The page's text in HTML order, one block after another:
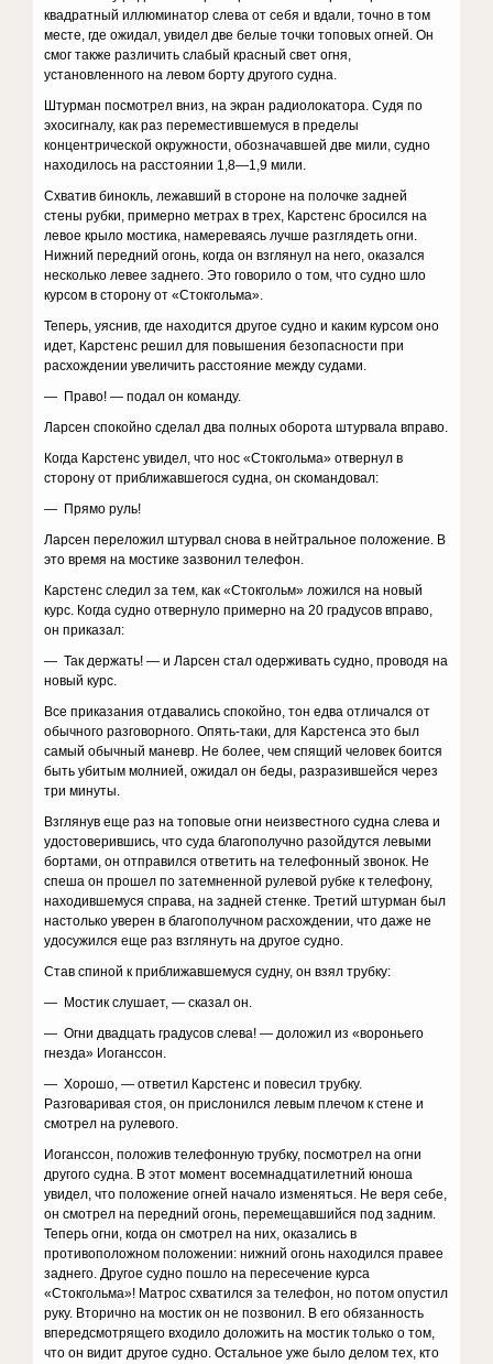
квадратный иллюминатор слева от себя и вдали, точно в том
месте, где ожидал, увидел две белые точки топовых огней. Он
смог также различить слабый красный свет огня,
установленного на левом борту другого судна.
Штурман посмотрел вниз, на экран радиолокатора. Судя по
эхосигналу, как раз переместившемуся в пределы
концентрической окружности, обозначавшей две мили, судно
находилось на расстоянии 1,8—1,9 мили.
Схватив бинокль, лежавший в стороне на полочке задней
стены рубки, примерно метрах в трех, Карстенс бросился на
левое крыло мостика, намереваясь лучше разглядеть огни.
Нижний передний огонь, когда он взглянул на него, оказался
несколько левее заднего. Это говорило о том, что судно шло
курсом в сторону от «Стокгольма».
Теперь, уяснив, где находится другое судно и каким курсом оно
идет, Карстенс решил для повышения безопасности при
расхождении увеличить расстояние между судами.
— Право! — подал он команду.
Ларсен спокойно сделал два полных оборота штурвала вправо.
Когда Карстенс увидел, что нос «Стокгольма» отвернул в
сторону от приближавшегося судна, он скомандовал:
— Прямо руль!
Ларсен переложил штурвал снова в нейтральное положение. В
это время на мостике зазвонил телефон.
Карстенс следил за тем, как «Стокгольм» ложился на новый
курс. Когда судно отвернуло примерно на 20 градусов вправо,
он приказал:
— Так держать! — и Ларсен стал одерживать судно, проводя на
новый курс.
Все приказания отдавались спокойно, тон едва отличался от
обычного разговорного. Опять-таки, для Карстенса это был
самый обычный маневр. Не более, чем спящий человек боится
быть убитым молнией, ожидал он беды, разразившейся через
три минуты.
Взглянув еще раз на топовые огни неизвестного судна слева и
удостоверившись, что суда благополучно разойдутся левыми
бортами, он отправился ответить на телефонный звонок. Не
спеша он прошел по затемненной рулевой рубке к телефону,
находившемуся справа, на задней стенке. Третий штурман был
настолько уверен в благополучном расхождении, что даже не
удосужился еще раз взглянуть на другое судно.
Став спиной к приближавшемуся судну, он взял трубку:
— Мостик слушает, — сказал он.
— Огни двадцать градусов слева! — доложил из «вороньего
гнезда» Иоганссон.
— Хорошо, — ответил Карстенс и повесил трубку.
Разговаривая стоя, он прислонился левым плечом к стене и
смотрел на рулевого.
Иоганссон, положив телефонную трубку, посмотрел на огни
другого судна. В этот момент восемнадцатилетний юноша
увидел, что положение огней начало изменяться. Не веря себе,
он смотрел на передний огонь, перемещавшийся под задним.
Теперь огни, когда он смотрел на них, оказались в
противоположном положении: нижний огонь находился правее
заднего. Другое судно пошло на пересечение курса
«Стокгольма»! Матрос схватился за телефон, но потом опустил
руку. Вторично на мостик он не позвонил. В его обязанность
впередсмотрящего входило доложить на мостик только о том,
что он видит другое судно. Остальное уже было делом тех, кто